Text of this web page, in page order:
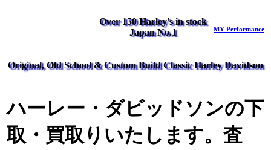
Over 150 Harley's in stock
Japan No.1
MY Performance
Original, Old School & Custom Build Classic Harley Davidson
ハーレー・ダビッドソンの下
取・買取りいたします。査